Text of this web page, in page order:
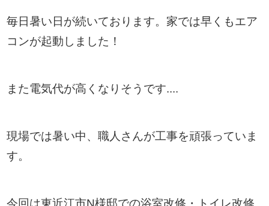
毎日暑い日が続いております。家では早くもエア
コンが起動しました！
また電気代が高くなりそうです....
現場では暑い中、職人さんが工事を頑張っていま
す。
今回は東近江市N様邸での浴室改修・トイレ改修